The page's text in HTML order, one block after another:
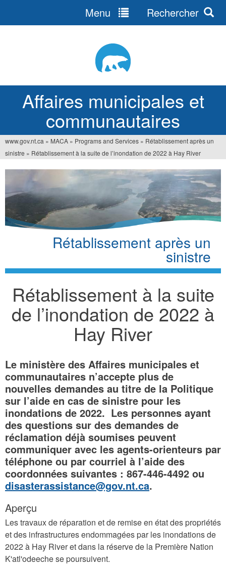
Affaires municipales et
communautaires
Menu Rechercher
Vous
êtes
ici
www.gov.nt.ca » MACA » Programs and Services » Rétablissement après un
sinistre » Rétablissement à la suite de l’inondation de 2022 à Hay River
Rétablissement après un
sinistre
Rétablissement à la suite
de l’inondation de 2022 à
Hay River
Le ministère des Affaires municipales et
communautaires n’accepte plus de
nouvelles demandes au titre de la Politique
sur l’aide en cas de sinistre pour les
inondations de 2022. Les personnes ayant
des questions sur des demandes de
réclamation déjà soumises peuvent
communiquer avec les agents-orienteurs par
téléphone ou par courriel à l’aide des
coordonnées suivantes : 867-446-4492 ou
disasterassistance@gov.nt.ca.
Aperçu
Les travaux de réparation et de remise en état des propriétés
et des infrastructures endommagées par les inondations de
2022 à Hay River et dans la réserve de la Première Nation
K'atl'odeeche se poursuivent.